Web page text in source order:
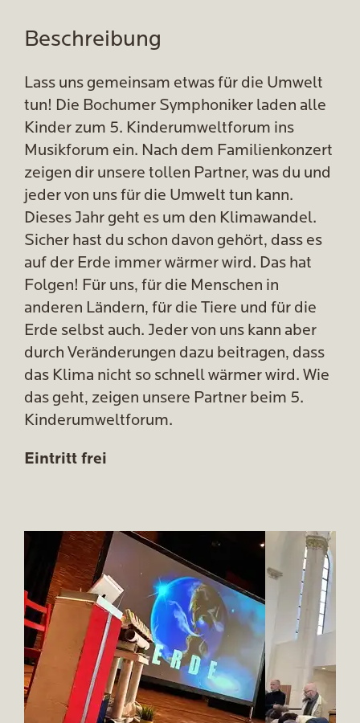
Beschreibung
Lass uns gemeinsam etwas für die Umwelt
tun! Die Bochumer Symphoniker laden alle
Kinder zum 5. Kinderumweltforum ins
Musikforum ein. Nach dem Familienkonzert
zeigen dir unsere tollen Partner, was du und
jeder von uns für die Umwelt tun kann.
Dieses Jahr geht es um den Klimawandel.
Sicher hast du schon davon gehört, dass es
auf der Erde immer wärmer wird. Das hat
Folgen! Für uns, für die Menschen in
anderen Ländern, für die Tiere und für die
Erde selbst auch. Jeder von uns kann aber
durch Veränderungen dazu beitragen, dass
das Klima nicht so schnell wärmer wird. Wie
das geht, zeigen unsere Partner beim 5.
Kinderumweltforum.
Eintritt frei